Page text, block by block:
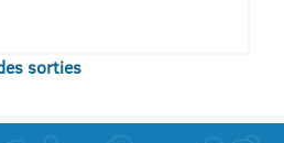
sorties